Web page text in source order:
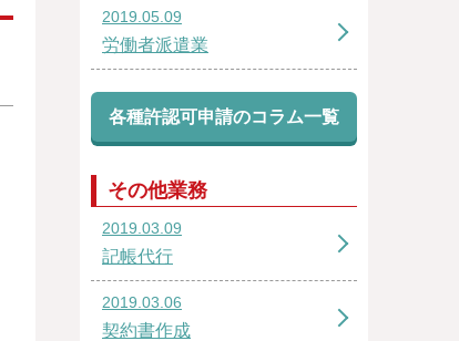
2019.05.09
労働者派遣業
各種許認可申請のコラム一覧
その他業務
2019.03.09
記帳代行
2019.03.06
契約書作成